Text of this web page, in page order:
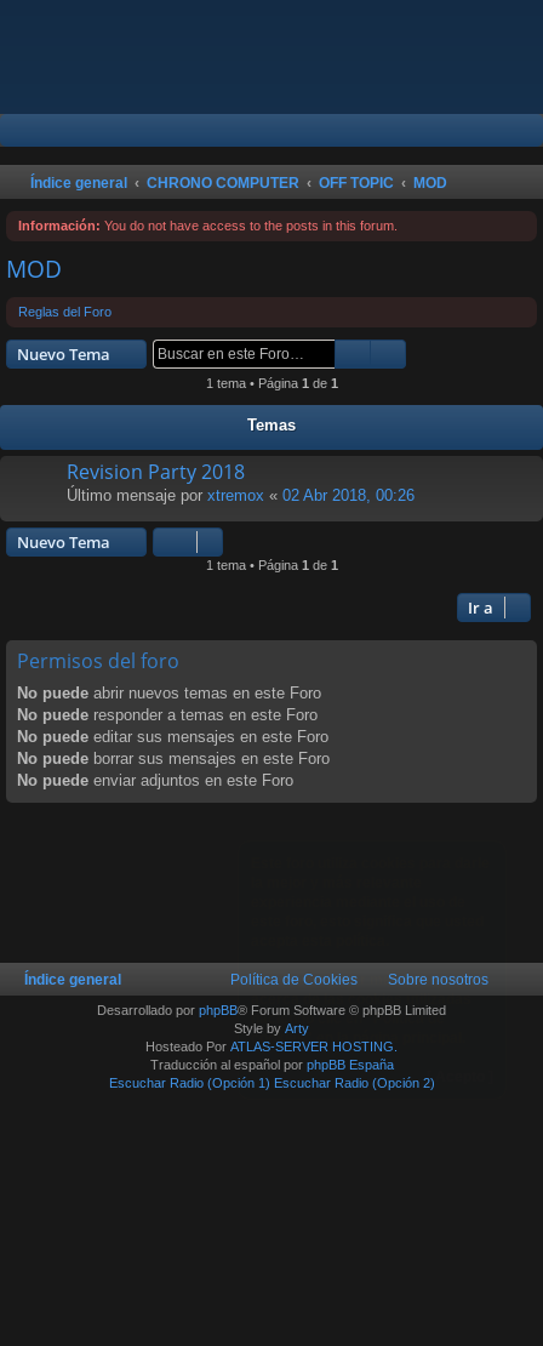
Índice general CHRONO COMPUTER OFF TOPIC MOD
Información: You do not have access to the posts in this forum.
MOD
Reglas del Foro
Nuevo Tema
1 tema • Página 1 de 1
Temas
Revision Party 2018
Último mensaje por xtremox « 02 Abr 2018, 00:26
Nuevo Tema
1 tema • Página 1 de 1
Ir a
Permisos del foro
No puede abrir nuevos temas en este Foro
No puede responder a temas en este Foro
No puede editar sus mensajes en este Foro
No puede borrar sus mensajes en este Foro
No puede enviar adjuntos en este Foro
Puede encontrar más información
acerca de las cookies utilizadas
haciendo clic en "Política de
cookies" en la página principal.
[ Acepto ]
Índice general Sobre nosotros
Política de Cookies
Desarrollado por phpBB® Forum Software © phpBB Limited
Style by Arty
Hosteado Por ATLAS-SERVER HOSTING.
Traducción al español por phpBB España
Escuchar Radio (Opción 1) Escuchar Radio (Opción 2)